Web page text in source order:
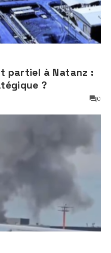
partiel à Natanz :
?
0